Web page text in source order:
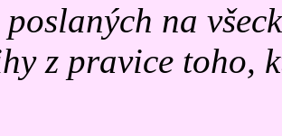
na
z pravice toho,